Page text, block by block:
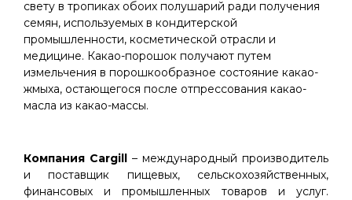
свету в тропиках обоих полушарий ради получения
семян, используемых в кондитерской
промышленности, косметической отрасли и
медицине. Какао-порошок получают путем
измельчения в порошкообразное состояние какао-
жмыха, остающегося после отпрессования какао-
масла из какао-массы.
Компания Cargill – международный производитель
и поставщик пищевых, сельскохозяйственных,
финансовых и промышленных товаров и услуг.